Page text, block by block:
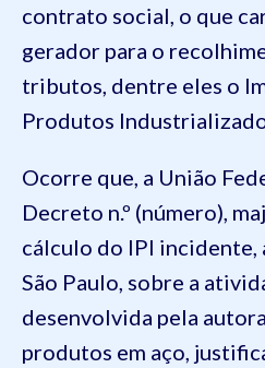
contrato social, o que
gerador para o
tributos, dentre eles o
Produtos
Ocorre que, a União
Decreto n.º (número),
cálculo do IPI incidente,
São Paulo, sobre a
desenvolvida pela
produtos em aço,